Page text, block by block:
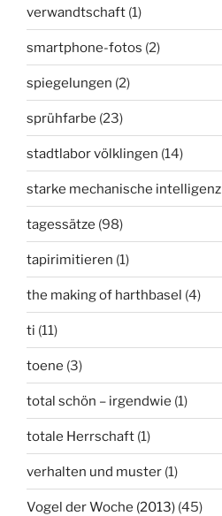
verwandtschaft (1)
smartphone-fotos (2)
spiegelungen (2)
sprühfarbe (23)
stadtlabor völklingen (14)
starke mechanische intelligenz
tagessätze (98)
tapirimitieren (1)
the making of harthbasel (4)
ti (11)
toene (3)
total schön – irgendwie (1)
totale Herrschaft (1)
verhalten und muster (1)
Vogel der Woche (2013) (45)